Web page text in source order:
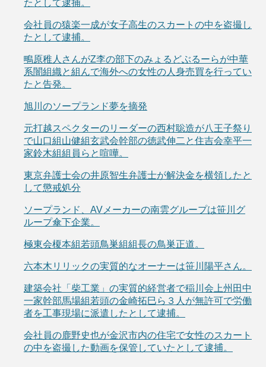
たとして逮捕。
会社員の猿楽一成が女子高生のスカートの中を盗撮し
たとして逮捕。
鴫原稚人さんがZ李の部下のみょるどぶるーらが中華
系闇組織と組んで海外への女性の人身売買を行ってい
たと告発。
旭川のソープランド夢を摘発
元打越スペクターのリーダーの西村聡造が八王子祭り
で山口組山健組玄武会幹部の徳武伸二と住吉会幸平一
家鈴木組組員らと喧嘩。
東京弁護士会の井原智生弁護士が解決金を横領したと
して懲戒処分
ソープランド、AVメーカーの南雲グループは笹川グ
ループ傘下企業。
極東会榎本組若頭鳥巣組組長の鳥巣正道。
六本木リリックの実質的なオーナーは笹川陽平さん。
建築会社「柴工業」の実質的経営者で稲川会上州田中
一家幹部馬場組若頭の金崎拓巳ら３人が無許可で労働
者を工事現場に派遣したとして逮捕。
会社員の鹿野史也が金沢市内の住宅で女性のスカート
の中を盗撮した動画を保管していたとして逮捕。